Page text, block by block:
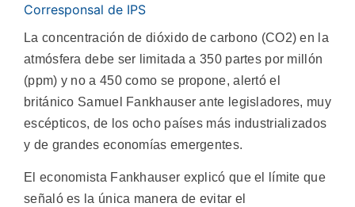
Corresponsal de IPS
La concentración de dióxido de carbono (CO2) en la
atmósfera debe ser limitada a 350 partes por millón
(ppm) y no a 450 como se propone, alertó el
británico Samuel Fankhauser ante legisladores, muy
escépticos, de los ocho países más industrializados
y de grandes economías emergentes.
El economista Fankhauser explicó que el límite que
señaló es la única manera de evitar el